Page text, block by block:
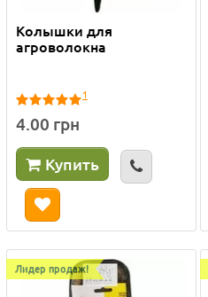
Колышки для
агроволокна
1
4.00 грн
Купить
Лидер продаж!